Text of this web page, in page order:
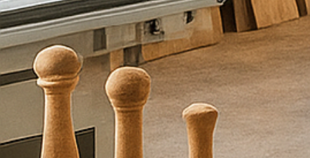
ר
ט
י
ם
ו
א
נ
ו
נ
ח
ז